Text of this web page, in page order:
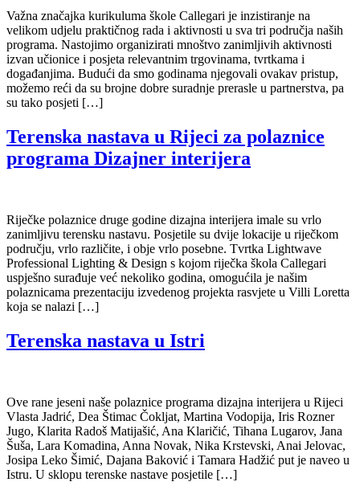
Važna značajka kurikuluma škole Callegari je inzistiranje na
velikom udjelu praktičnog rada i aktivnosti u sva tri područja naših
programa. Nastojimo organizirati mnoštvo zanimljivih aktivnosti
izvan učionice i posjeta relevantnim trgovinama, tvrtkama i
događanjima. Budući da smo godinama njegovali ovakav pristup,
možemo reći da su brojne dobre suradnje prerasle u partnerstva, pa
su tako posjeti […]
Terenska nastava u Rijeci za polaznice
programa Dizajner interijera
Riječke polaznice druge godine dizajna interijera imale su vrlo
zanimljivu terensku nastavu. Posjetile su dvije lokacije u riječkom
području, vrlo različite, i obje vrlo posebne. Tvrtka Lightwave
Professional Lighting & Design s kojom riječka škola Callegari
uspješno surađuje već nekoliko godina, omogućila je našim
polaznicama prezentaciju izvedenog projekta rasvjete u Villi Loretta
koja se nalazi […]
Terenska nastava u Istri
Ove rane jeseni naše polaznice programa dizajna interijera u Rijeci
Vlasta Jadrić, Dea Štimac Čokljat, Martina Vodopija, Iris Rozner
Jugo, Klarita Radoš Matijašić, Ana Klaričić, Tihana Lugarov, Jana
Šuša, Lara Komadina, Anna Novak, Nika Krstevski, Anai Jelovac,
Josipa Leko Šimić, Dajana Baković i Tamara Hadžić put je naveo u
Istru. U sklopu terenske nastave posjetile […]